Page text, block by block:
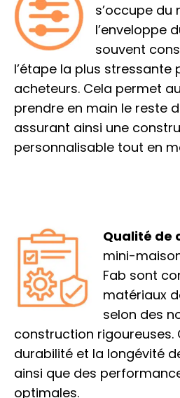
s’occupe
l’enveloppe
souvent
l’étape la plus stressante
acheteurs. Cela permet
prendre en main le reste
assurant ainsi une
personnalisable tout en
Qualité de
mini-
Fab sont
matériaux
selon des
construction rigoureuses.
durabilité et la longévité
ainsi que des
optimales.